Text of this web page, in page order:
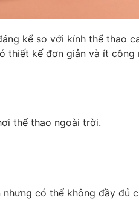
kể so với kính thể thao
thiết kế đơn giản và ít công
thể thao ngoài trời.
có thể không đầy đủ